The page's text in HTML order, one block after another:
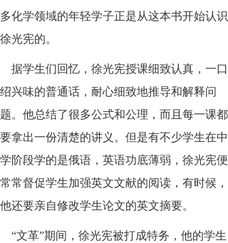
多化学领域的年轻学子正是从这本书开始认识
徐光宪的。
据学生们回忆，徐光宪授课细致认真，一口
绍兴味的普通话，耐心细致地推导和解释问
题。他总结了很多公式和公理，而且每一课都
要拿出一份清楚的讲义。但是有不少学生在中
学阶段学的是俄语，英语功底薄弱，徐光宪便
常常督促学生加强英文文献的阅读，有时候，
他还要亲自修改学生论文的英文摘要。
“文革”期间，徐光宪被打成特务，他的学生